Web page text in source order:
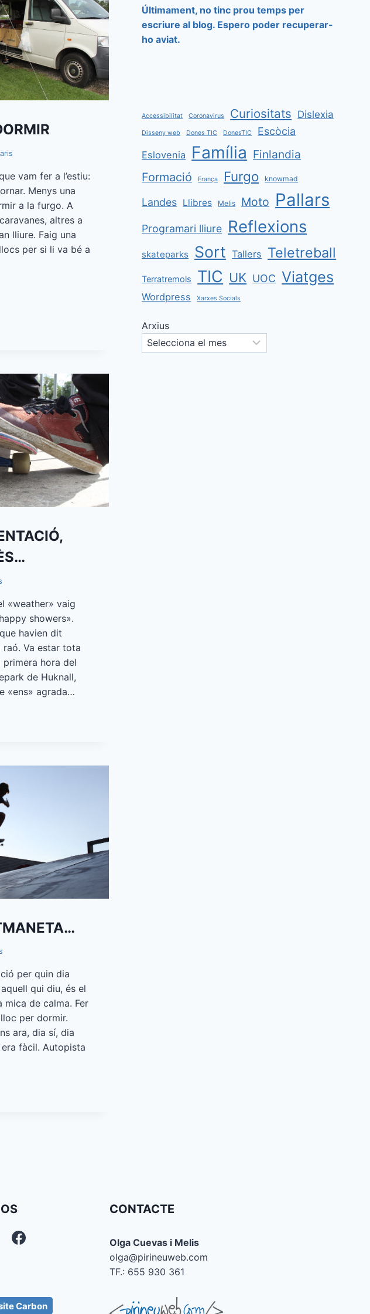
vam fer a l’estiu:
Menys una
a la furgo. A
altres a
lliure. Faig una
per si li va bé a
«weather» vaig
showers».
havien dit
raó. Va estar tota
hora del
de Huknall,
«ens» agrada…
per quin dia
qui diu, és el
mica de calma. Fer
per dormir.
ara, dia sí, dia
fàcil. Autopista
Últimament, no tinc prou temps per
escriure al blog. Espero poder recuperar-
ho aviat.
Accessibilitat Coronavirus Curiositats Dislexia
Disseny web Dones TIC DonesTIC Escòcia
Eslovenia Família Finlandia
Formació França Furgo knowmad
Landes Llibres Melis Moto Pallars
Programari lliure Reflexions
skateparks Sort Tallers Teletreball
Terratremols TIC UK UOC Viatges
Wordpress Xarxes Socials
Arxius
Carbon
CONTACTE
Olga Cuevas i Melis
olga@pirineuweb.com
TF.: 655 930 361